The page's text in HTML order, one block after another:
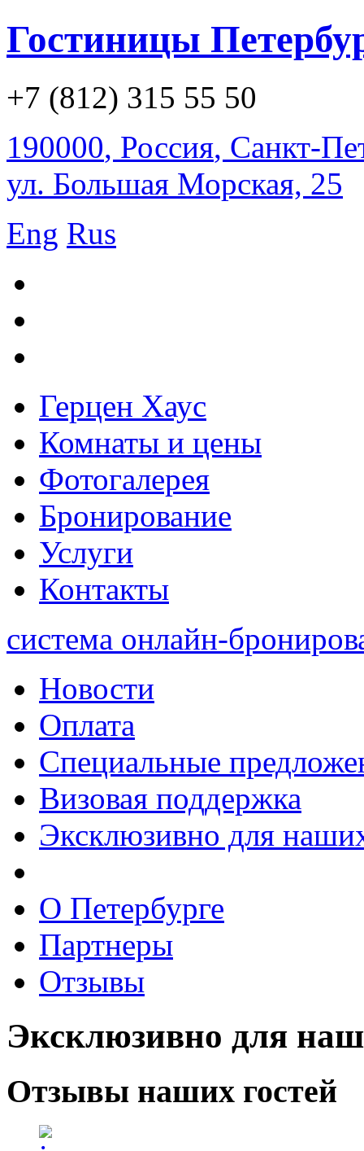
Гостиницы
+7 (812) 315 55 50
190000, Россия, Санкт-
ул. Большая Морская, 25
Eng Rus
Герцен Хаус
Комнаты и цены
Фотогалерея
Бронирование
Услуги
Контакты
система онлайн-
Новости
Оплата
Специальные
Визовая поддержка
Эксклюзивно для
О Петербурге
Партнеры
Отзывы
Эксклюзивно для
Отзывы наших гостей